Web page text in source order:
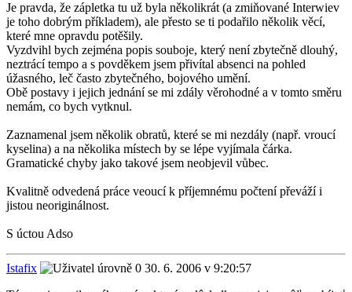
Je pravda, že zápletka tu už byla několikrát (a zmiňované Interwiev
je toho dobrým příkladem), ale přesto se ti podařilo několik věcí,
které mne opravdu potěšily.
Vyzdvihl bych zejména popis souboje, který není zbytečně dlouhý,
neztrácí tempo a s povděkem jsem přivítal absenci na pohled
úžasného, leč často zbytečného, bojového umění.
Obě postavy i jejich jednání se mi zdály věrohodné a v tomto směru
nemám, co bych vytknul.
Zaznamenal jsem několik obratů, které se mi nezdály (např. vroucí
kyselina) a na několika místech by se lépe vyjímala čárka.
Gramatické chyby jako takové jsem neobjevil vůbec.
Kvalitně odvedená práce veoucí k příjemnému počtení převáží i
jistou neoriginálnost.
S úctou Adso
Istafix
30. 6. 2006 v 9:20:57